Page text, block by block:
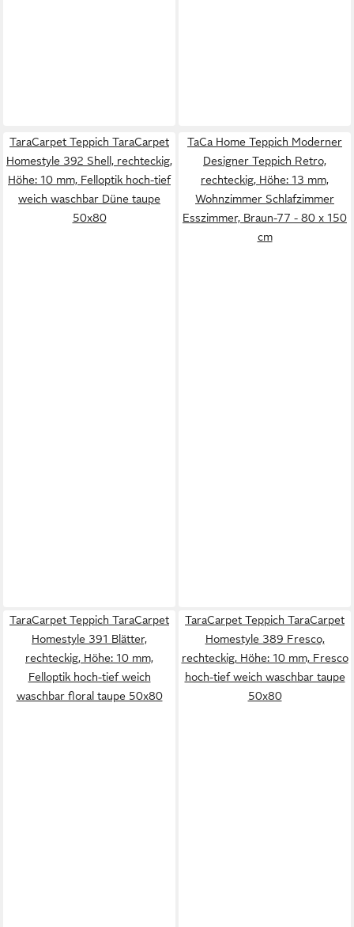
TaraCarpet Teppich TaraCarpet
Homestyle 392 Shell, rechteckig,
Höhe: 10 mm, Felloptik hoch-tief
weich waschbar Düne taupe
50x80
TaCa Home Teppich Moderner
Designer Teppich Retro,
rechteckig, Höhe: 13 mm,
Wohnzimmer Schlafzimmer
Esszimmer, Braun-77 - 80 x 150
cm
TaraCarpet Teppich TaraCarpet
Homestyle 391 Blätter,
rechteckig, Höhe: 10 mm,
Felloptik hoch-tief weich
waschbar floral taupe 50x80
TaraCarpet Teppich TaraCarpet
Homestyle 389 Fresco,
rechteckig, Höhe: 10 mm, Fresco
hoch-tief weich waschbar taupe
50x80